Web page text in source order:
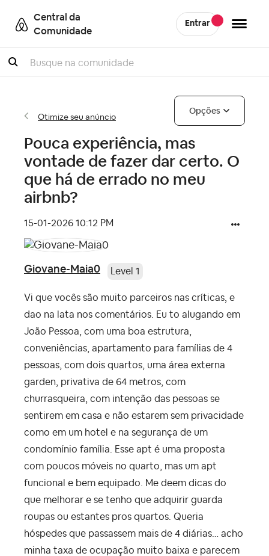
Central da
Comunidade
Entrar
Pesquisar
Otimize seu anúncio
Opções
Pouca experiência, mas
vontade de fazer dar certo. O
que há de errado no meu
airbnb?
‎15-01-2026 10:12 PM
Giovane-Maia0 Level 1
Vi que vocês são muito parceiros nas críticas, e
dao na lata nos comentários. Eu to alugando em
João Pessoa, com uma boa estrutura,
conveniências, apartamento para famílias de 4
pessoas, com dois quartos, uma área externa
garden, privativa de 64 metros, com
churrasqueira, com intenção das pessoas se
sentirem em casa e não estarem sem privacidade
como em um hotel e na segurança de um
condomínio família. Esse apt é uma proposta
com poucos móveis no quarto, mas um apt
funcional e bem equipado. Me deem dicas do
que melhorar e se tenho que adquirir guarda
roupas ou estantes pros quartos. Queria
hóspedes que passassem mais de 4 diárias… acho
minha taxa de ocupação muito baixa e parecem